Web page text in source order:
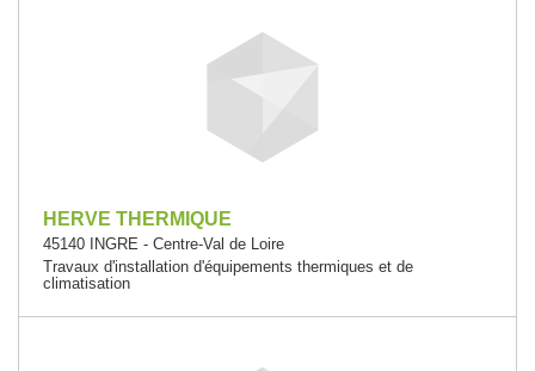
HERVE THERMIQUE
45140 INGRE - Centre-Val de Loire
Travaux d'installation d'équipements thermiques et de
climatisation